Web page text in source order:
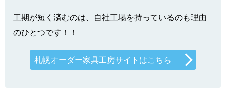
工期が短く済むのは、自社工場を持っているのも理由
のひとつです！！
札幌オーダー家具工房サイトはこちら